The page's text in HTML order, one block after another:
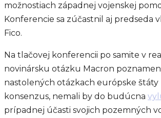
možnostiach západnej vojenskej
Konferencie sa zúčastnil aj predseda
Fico.
Na tlačovej konferencii po samite v
novinársku otázku Macron
nastolených otázkach európske štáty
konsenzus, nemali by do budúcna
prípadnej účasti svojich pozemných